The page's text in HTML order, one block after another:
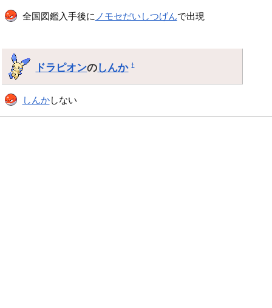
全国図鑑入手後に ノモセだいしつげんで出現
ドラピオンのしんか †
しんかしない